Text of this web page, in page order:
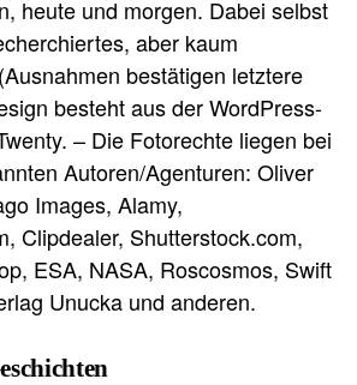
heute und morgen. Dabei selbst
aber kaum
bestätigen letztere
besteht aus der WordPress-
– Die Fotorechte liegen bei
Autoren/Agenturen: Oliver
Images, Alamy,
Clipdealer, Shutterstock.com,
ESA, NASA, Roscosmos, Swift
Unucka und anderen.